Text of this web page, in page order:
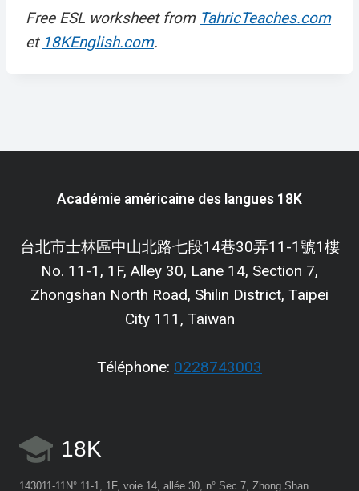
Free ESL worksheet from TahricTeaches.com
et 18KEnglish.com.
Académie américaine des langues 18K
台北市士林區中山北路七段14巷30弄11-1號1樓
No. 11-1, 1F, Alley 30, Lane 14, Section 7,
Zhongshan North Road, Shilin District, Taipei
City 111, Taiwan
Téléphone: 0228743003
18K
143011-11N° 11-1, 1F, voie 14, allée 30, n° Sec 7, Zhong Shan